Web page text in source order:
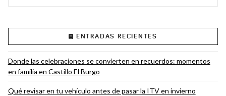
VIEW POST
ENTRADAS RECIENTES
Donde las celebraciones se convierten en recuerdos: momentos
en familia en Castillo El Burgo
Qué revisar en tu vehículo antes de pasar la ITV en invierno